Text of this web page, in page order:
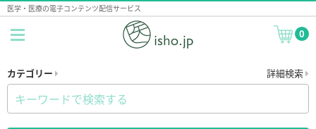
医学・医療の電子コンテンツ配信サービス
0
カテゴリー 詳細検索